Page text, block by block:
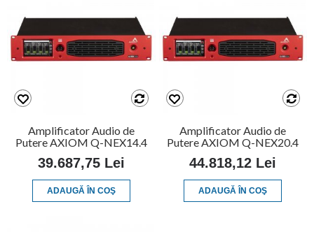
Amplificator Audio de
Putere AXIOM Q-NEX14.4
39.687,75 Lei
ADAUGĂ ÎN COŞ
Amplificator Audio de
Putere AXIOM Q-NEX20.4
44.818,12 Lei
ADAUGĂ ÎN COŞ